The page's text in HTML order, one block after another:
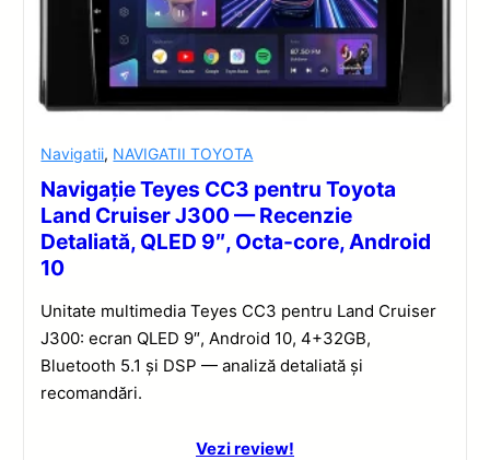
Navigatii, NAVIGATII TOYOTA
Navigație Teyes CC3 pentru Toyota
Land Cruiser J300 — Recenzie
Detaliată, QLED 9″, Octa-core, Android
10
Unitate multimedia Teyes CC3 pentru Land Cruiser
J300: ecran QLED 9″, Android 10, 4+32GB,
Bluetooth 5.1 și DSP — analiză detaliată și
recomandări.
Vezi review!